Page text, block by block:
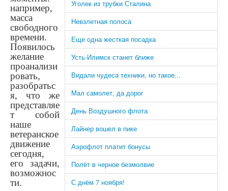
Уголек из трубки Сталина
Невзлетная полоса
Еще одна жесткая посадка
Усть-Илимск станет ближе
Видали чудеса техники, но такое...
Мал самолет, да дорог
День Воздушного флота
Лайнер вошел в пике
Аэрофлот платит бонусы
Полёт в черное безмолвие
С днём 7 ноября!
например,
масса
свободного
времени.
Появилось
желание
проанализи
ровать,
разобратьс
я, что же
представляе
т собой
наше
ветеранское
движение
сегодня,
его задачи,
возможнос
ти.